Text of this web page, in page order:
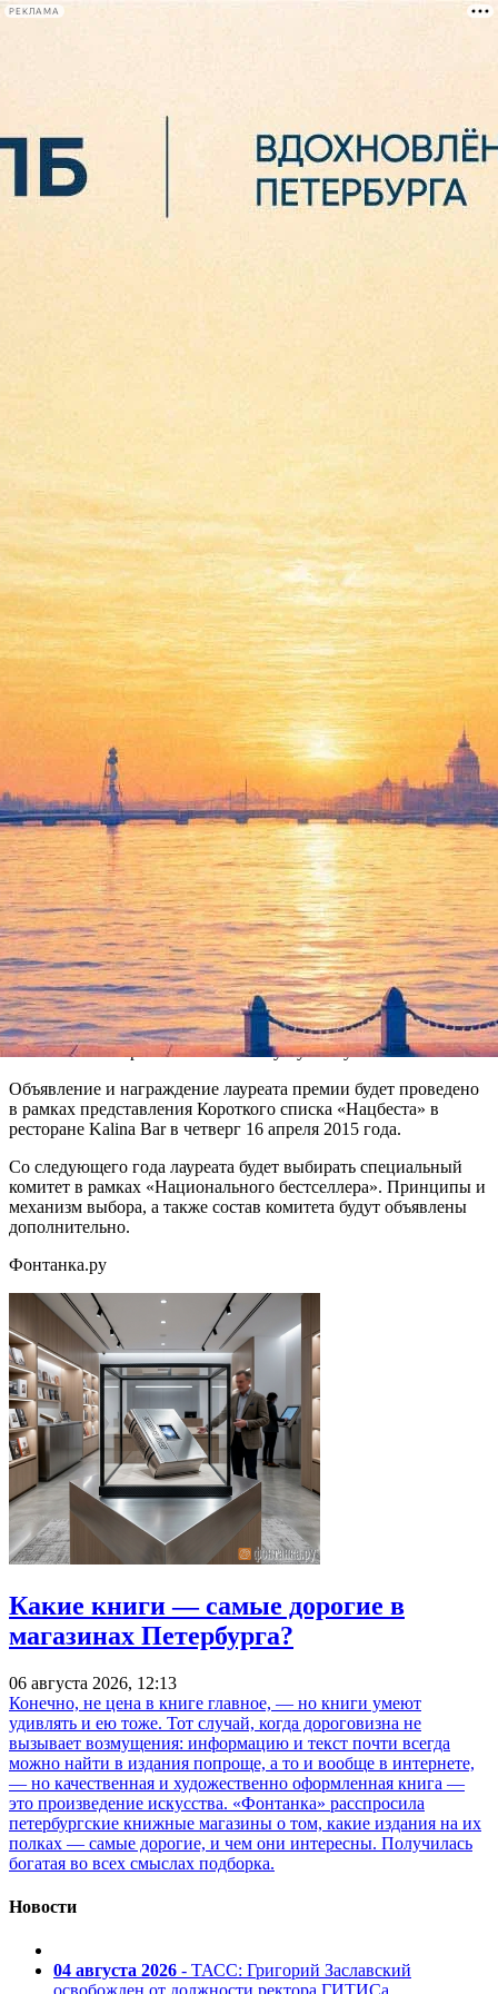
РЕКЛАМА
Сегодня:
«Нацбест» учредил премию
за личное мужество в
культурном пространстве
15 апреля 2015,01:32 Версия для печати
Оргкомитет литературной премии «Национальный
бестеллер» сообщил об учреждении премии «За личное
мужество в культурном пространстве». Начиная с 2016 года
Премия будет носить имя критика и переводчика Виктора
Топорова (1946–2013), основателя «Национального
бестселлера». Премиальный фонд составит $10.000.
Объявление и награждение лауреата премии будет
происходить ежегодно вместе с объявлением Короткого
списка «Национального бестселлера» в Москве.
В 2015 году право назначить лауреата премии предоставлено
сооснователю премии Константину Тублину.
Объявление и награждение лауреата премии будет проведено
в рамках представления Короткого списка «Нацбеста» в
ресторане Kalina Bar в четверг 16 апреля 2015 года.
Со следующего года лауреата будет выбирать специальный
комитет в рамках «Национального бестселлера». Принципы и
механизм выбора, а также состав комитета будут объявлены
дополнительно.
Фонтанка.ру
Какие книги — самые дорогие в
магазинах Петербурга?
06 августа 2026, 12:13
Конечно, не цена в книге главное, — но книги умеют
удивлять и ею тоже. Тот случай, когда дороговизна не
вызывает возмущения: информацию и текст почти всегда
можно найти в издания попроще, а то и вообще в интернете,
— но качественная и художественно оформленная книга —
это произведение искусства. «Фонтанка» расспросила
петербургские книжные магазины о том, какие издания на их
полках — самые дорогие, и чем они интересны. Получилась
богатая во всех смыслах подборка.
Новости
04 августа 2026 - ТАСС: Григорий Заславский